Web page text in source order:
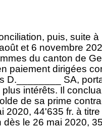
puis, suite
et 6 novembre
du canton de
paiement dirigées
D.________ SA,
intérêts. Il
de sa prime
2020, 44'635 fr. à
le 26 mai 2020,